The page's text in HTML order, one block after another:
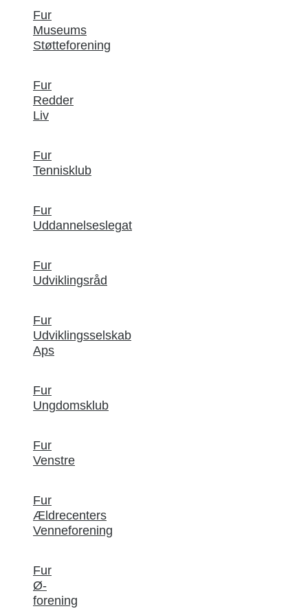
Fur
Museums
Støtteforening
Fur
Redder
Liv
Fur
Tennisklub
Fur
Uddannelseslegat
Fur
Udviklingsråd
Fur
Udviklingsselskab
Aps
Fur
Ungdomsklub
Fur
Venstre
Fur
Ældrecenters
Venneforening
Fur
Ø-
forening